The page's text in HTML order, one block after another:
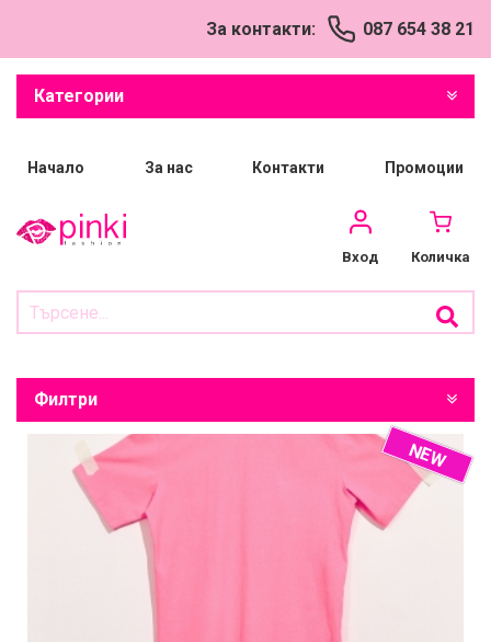
За контакти: 087 654 38 21
Категории
Начало За нас Контакти Промоции
Вход Количка
Филтри
NEW